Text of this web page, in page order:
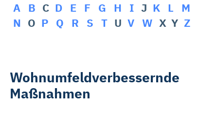
A B C D E F G H I J K L
M
N O P Q R S T U V W X Y Z
Wohnumfeldverbessernde
Maßnahmen